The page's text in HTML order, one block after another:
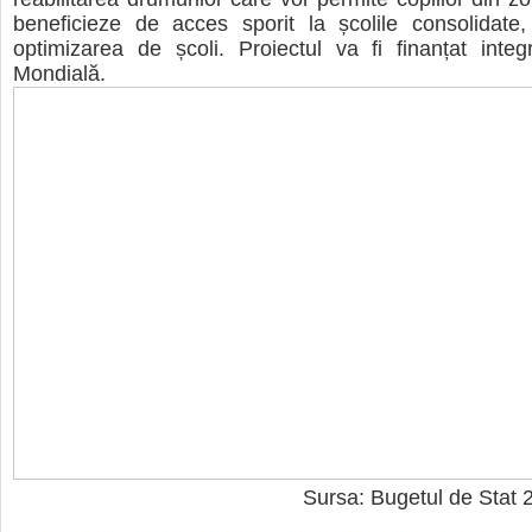
beneficieze de acces sporit la școlile
optimizarea de școli. Proiectul va fi finanțat
Mondială.
Sursa: Bugetul de Stat